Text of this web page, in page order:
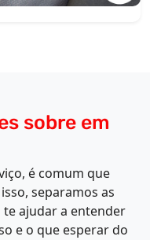
sobre em
é comum que
separamos as
ajudar a entender
e o que esperar do